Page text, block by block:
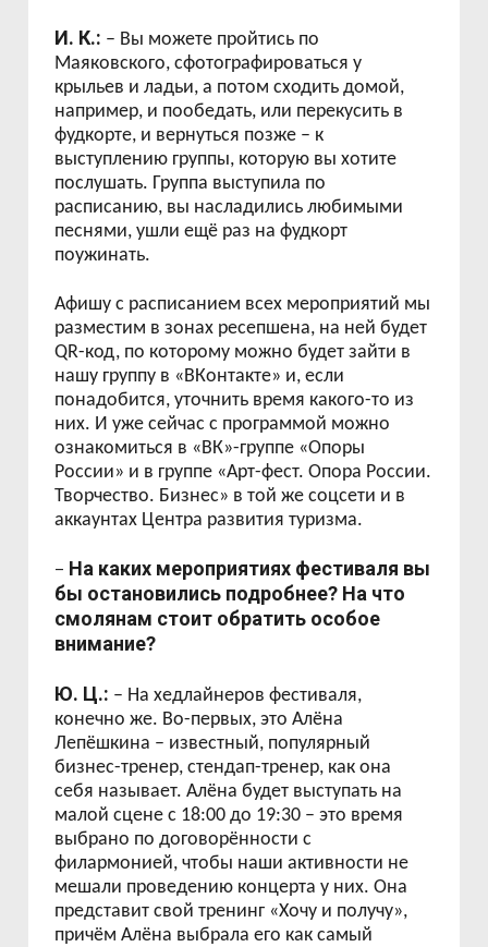
И. К.: – Вы можете пройтись по
Маяковского, сфотографироваться у
крыльев и ладьи, а потом сходить домой,
например, и пообедать, или перекусить в
фудкорте, и вернуться позже – к
выступлению группы, которую вы хотите
послушать. Группа выступила по
расписанию, вы насладились любимыми
песнями, ушли ещё раз на фудкорт
поужинать.
Афишу с расписанием всех мероприятий мы
разместим в зонах ресепшена, на ней будет
QR-код, по которому можно будет зайти в
нашу группу в «ВКонтакте» и, если
понадобится, уточнить время какого-то из
них. И уже сейчас с программой можно
ознакомиться в «ВК»-группе «Опоры
России» и в группе «Арт-фест. Опора России.
Творчество. Бизнес» в той же соцсети и в
аккаунтах Центра развития туризма.
– На каких мероприятиях фестиваля вы
бы остановились подробнее? На что
смолянам стоит обратить особое
внимание?
Ю. Ц.: – На хедлайнеров фестиваля,
конечно же. Во-первых, это Алёна
Лепёшкина – известный, популярный
бизнес-тренер, стендап-тренер, как она
себя называет. Алёна будет выступать на
малой сцене с 18:00 до 19:30 – это время
выбрано по договорённости с
филармонией, чтобы наши активности не
мешали проведению концерта у них. Она
представит свой тренинг «Хочу и получу»,
причём Алёна выбрала его как самый